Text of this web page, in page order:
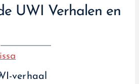
UWI Verhalen en
verhaal